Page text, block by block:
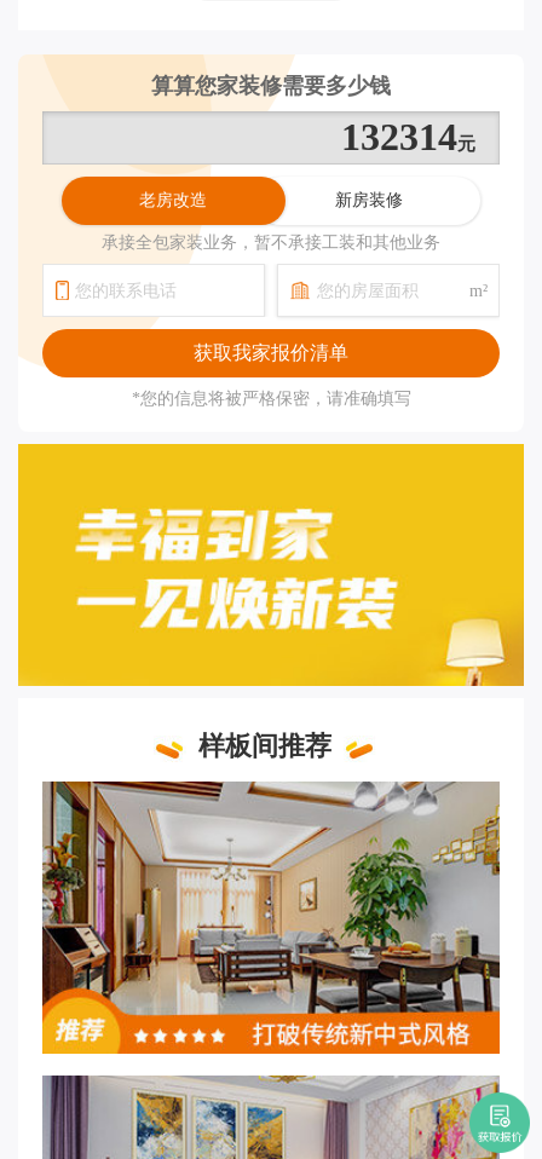
算算您家装修需要多少钱
157858
老房改造 新房装修
承接全包家装业务，暂不承接工装和其他业务
m²
*您的信息将被严格保密，请准确填写
样板间推荐